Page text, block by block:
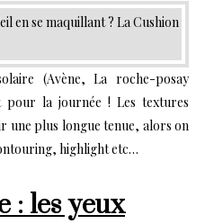
en se maquillant ? La Cushion
(Avène, La roche-posay
la journée ! Les textures
une plus longue tenue, alors on
highlight etc…
: les yeux